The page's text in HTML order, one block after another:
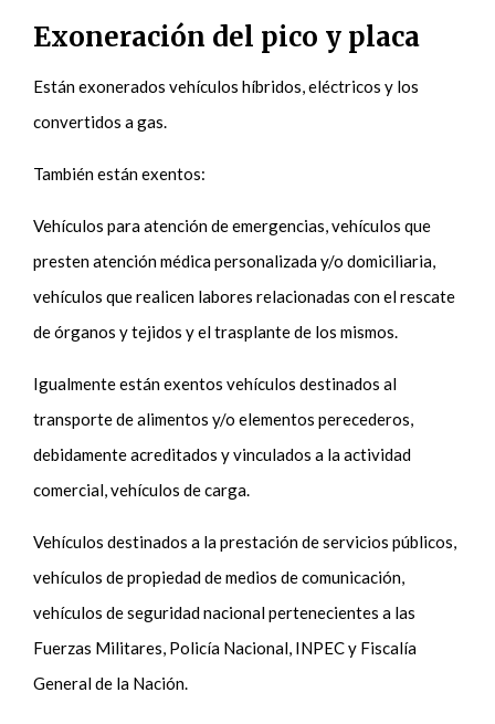
Exoneración del pico y placa
Están exonerados vehículos híbridos, eléctricos y los
convertidos a gas.
También están exentos:
Vehículos para atención de emergencias, vehículos que
presten atención médica personalizada y/o domiciliaria,
vehículos que realicen labores relacionadas con el rescate
de órganos y tejidos y el trasplante de los mismos.
Igualmente están exentos vehículos destinados al
transporte de alimentos y/o elementos perecederos,
debidamente acreditados y vinculados a la actividad
comercial, vehículos de carga.
Vehículos destinados a la prestación de servicios públicos,
vehículos de propiedad de medios de comunicación,
vehículos de seguridad nacional pertenecientes a las
Fuerzas Militares, Policía Nacional, INPEC y Fiscalía
General de la Nación.